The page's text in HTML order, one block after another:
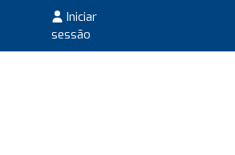
Iniciar
sessão